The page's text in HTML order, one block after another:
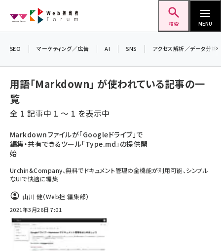
ン
検索 MENU
seo (3538)
ai (2820)
youtube (2444)
note (2322)
セミナー (2315)
z世代 (1629)
meo (1281)
llmo (1167)
SEO マーケティング／広告 AI SNS アクセス解析／データ分析
用語「Markdown」 が使われている記事の一
覧
全 1 記事中 1 ～ 1 を表示中
Markdownファイルが「Googleドライブ」で
編集・共有できるツール「Type.md」の提供開
始
Urchin&Company、無料でドキュメント管理の全機能が利用可能、シンプル
なUIで快適に編集
山川 健（Web担 編集部）
2021年3月26日 7:01
＼ 8月27日開催、申し込み受付中！ ／
生成AIをマーケティング等に活用するための
考え方を学べるセミナーイベント「生成AI ×
マーケティング フォーラム 2026」開催！